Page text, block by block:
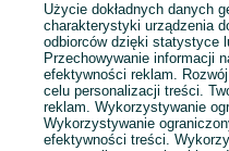
Użycie dokładnych danych
charakterystyki urządzenia
odbiorców dzięki statystyce
Przechowywanie informacji
efektywności reklam.
celu personalizacji treści.
reklam. Wykorzystywanie
Wykorzystywanie
efektywności treści.